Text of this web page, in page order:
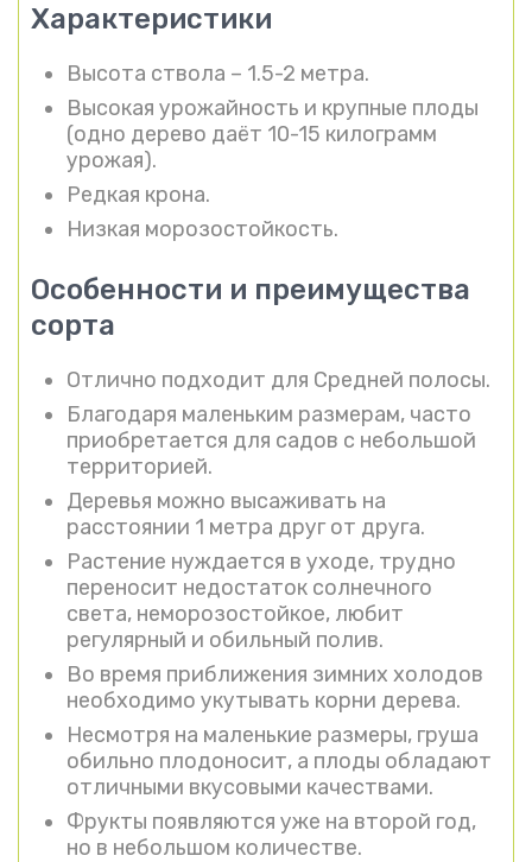
Характеристики
Высота ствола – 1.5-2 метра.
Высокая урожайность и крупные плоды
(одно дерево даёт 10-15 килограмм
урожая).
Редкая крона.
Низкая морозостойкость.
Особенности и преимущества
сорта
Отлично подходит для Средней полосы.
Благодаря маленьким размерам, часто
приобретается для садов с небольшой
территорией.
Деревья можно высаживать на
расстоянии 1 метра друг от друга.
Растение нуждается в уходе, трудно
переносит недостаток солнечного
света, неморозостойкое, любит
регулярный и обильный полив.
Во время приближения зимних холодов
необходимо укутывать корни дерева.
Несмотря на маленькие размеры, груша
обильно плодоносит, а плоды обладают
отличными вкусовыми качествами.
Фрукты появляются уже на второй год,
но в небольшом количестве.